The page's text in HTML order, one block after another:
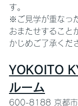
す。
※ご見学が重なっ
おまたせすること
かじめご了承くだ
YOKOITO
ルーム
600-8188 京都市